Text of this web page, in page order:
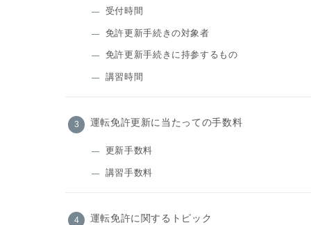
受付時間
免許更新手続きの対象者
免許更新手続きに持参するもの
講習時間
運転免許更新に当たっての手数料
更新手数料
講習手数料
運転免許に関するトピック